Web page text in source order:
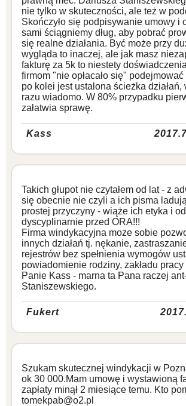
nie tylko w skuteczności, ale też w
Skończyło się podpisywanie umowy i
sami ściągniemy dług, aby pobrać
się realne działania. Być może przy
wygląda to inaczej, ale jak masz
fakturę za 5k to niestety
firmom "nie opłacało się" podejmować
po kolei jest ustalona ścieżka działań,
razu wiadomo. W 80% przypadku
załatwia sprawę.
Kass
Takich głupot nie czytałem od lat - z
się obecnie nie czyli a ich pisma
prostej przyczyny - wiąże ich etyka i
dyscyplinarnie przed ORA!!!
Firma windykacyjna moze sobie
innych działań tj. nękanie,
rejestrów bez spełnienia wymogów
powiadomienie rodziny, zakładu pracy
Panie Kass - marna ta Pana raczej
Staniszewskiego.
Fukert
Szukam skutecznej windykacji w
ok 30 000.Mam umowę i wystawioną
zapłaty minął 2 miesiące temu. Kto
tomekpab@o2.pl